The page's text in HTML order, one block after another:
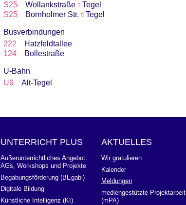
S25
Wollankstraße
Tegel
S25
Bornholmer Str. Tegel
Busverbindungen
222
Hatzfeldtallee
124
Bollestraße
U-Bahn
U6
Alt-Tegel
UNTERRICHT PLUS
Außerunterrichtliches Angebot:
AGs, Workshops und Projekte
Begabungsförderung (BEgabi)
Digitale Bildung
Künstliche Intelligenz (KI)
AKTUELLES
Wir gratulieren
Kalender
Meldungen
mediengestützte Projektarbeit
(mPA)